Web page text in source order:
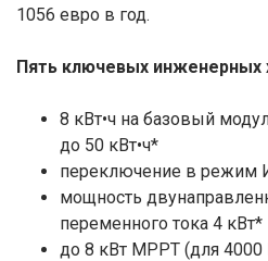
1056 евро в год.
Пять ключевых инженерных
8 кВт•ч на базовый
до 50 кВт•ч*
переключение в режим
мощность
переменного тока 4 кВт*
до 8 кВт MPPT (для